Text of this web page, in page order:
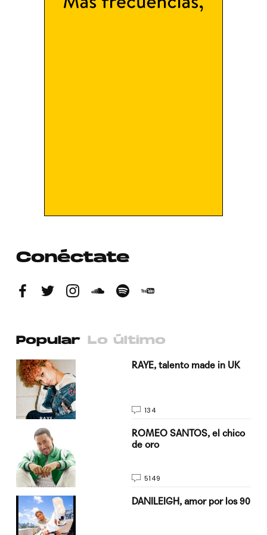
Conéctate
Popular Lo último
RAYE, talento made in UK
134
ROMEO SANTOS, el chico
de oro
5149
DANILEIGH, amor por los 90